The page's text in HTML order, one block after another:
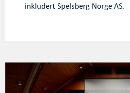
inkludert Spelsberg Norge AS.